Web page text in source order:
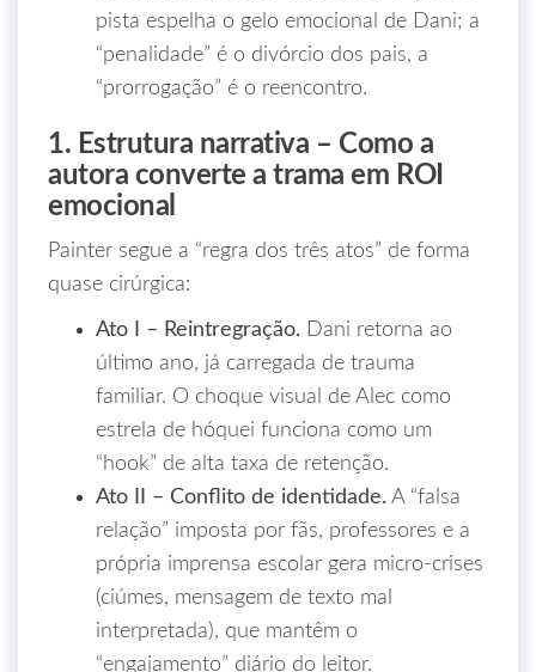
pista espelha o gelo emocional de Dani; a
“penalidade” é o divórcio dos pais, a
“prorrogação” é o reencontro.
1. Estrutura narrativa – Como a
autora converte a trama em ROI
emocional
Painter segue a “regra dos três atos” de forma
quase cirúrgica:
Ato I – Reintregração. Dani retorna ao
último ano, já carregada de trauma
familiar. O choque visual de Alec como
estrela de hóquei funciona como um
“hook” de alta taxa de retenção.
Ato II – Conflito de identidade. A “falsa
relação” imposta por fãs, professores e a
própria imprensa escolar gera micro‑crises
(ciúmes, mensagem de texto mal
interpretada), que mantêm o
“engajamento” diário do leitor.